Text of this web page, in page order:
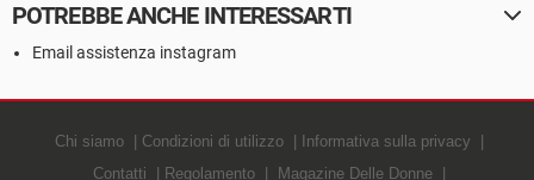
POTREBBE ANCHE INTERESSARTI
Email assistenza instagram
Chi siamo Condizioni di utilizzo
Informativa sulla privacy
Contatti
Regolamento Magazine Delle Donne